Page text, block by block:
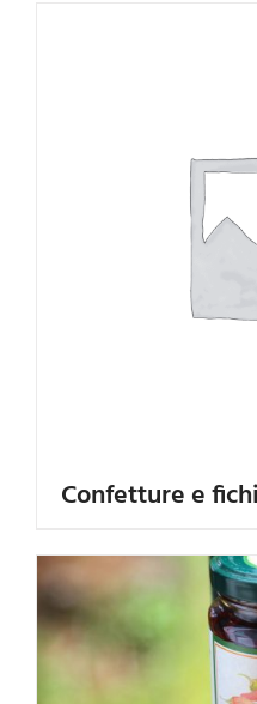
Confetture e